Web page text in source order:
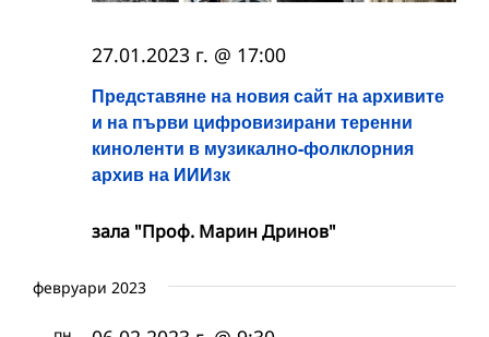
Представяне на новия сайт на архивите
и на първи цифровизирани теренни
киноленти в музикално-фолклорния
архив на ИИИзк
27.01.2023 г. @ 17:00
зала "Проф. Марин Дринов"
февруари 2023